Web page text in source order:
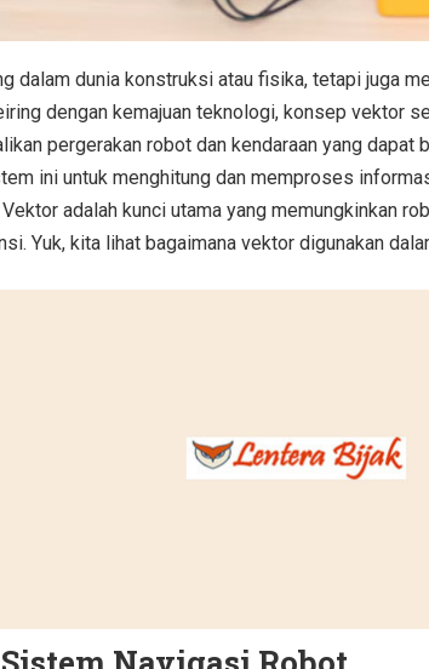
dalam dunia konstruksi atau fisika, tetapi juga
dengan kemajuan teknologi, konsep vektor
pergerakan robot dan kendaraan yang dapat
ini untuk menghitung dan memproses
adalah kunci utama yang memungkinkan
Yuk, kita lihat bagaimana vektor digunakan